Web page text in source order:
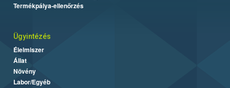
Termékpálya-ellenőrzés
Ügyintézés
Élelmiszer
Állat
Növény
Labor/Egyéb